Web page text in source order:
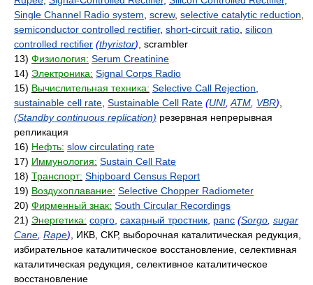
Single Channel Radio system screw, selective catalytic reduction
semiconductor controlled rectifier, short-circuit ratio silicon
controlled rectifier (thyristor) , scrambler
13) Физиология: Serum Creatinine
14) Электроника: Signal Corps Radio
15) Вычислительная техника: Selective Call Rejection
sustainable cell rate Sustainable Cell Rate (UNI ATM VBR)
(Standby continuous replication) резервная непрерывная
репликация
16) Нефть: slow circulating rate
17) Иммунология: Sustain Cell Rate
18) Транспорт: Shipboard Census Report
19) Воздухоплавание: Selective Chopper Radiometer
20) Фирменный знак: South Circular Recordings
21) Энергетика: сорго сахарный тростник рапс (Sorgo sugar
Cane Rape) , ИКВ, СКР, выборочная каталитическая редукция,
избирательное каталитическое восстановление, селективная
каталитическая редукция, селективное каталитическое
восстановление